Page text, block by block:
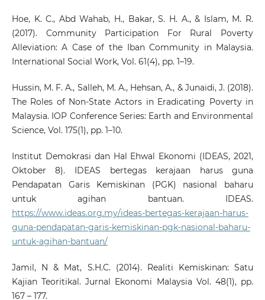
Hoe, K. C., Abd Wahab, H., Bakar, S. H. A., & Islam, M. R.
(2017). Community Participation For Rural Poverty
Alleviation: A Case of the Iban Community in Malaysia.
International Social Work, Vol. 61(4), pp. 1–19.
Hussin, M. F. A., Salleh, M. A., Hehsan, A., & Junaidi, J. (2018).
The Roles of Non-State Actors in Eradicating Poverty in
Malaysia. IOP Conference Series: Earth and Environmental
Science, Vol. 175(1), pp. 1–10.
Institut Demokrasi dan Hal Ehwal Ekonomi (IDEAS, 2021,
Oktober 8). IDEAS bertegas kerajaan harus guna
Pendapatan Garis Kemiskinan (PGK) nasional baharu
untuk agihan bantuan. IDEAS.
https://www.ideas.org.my/ideas-bertegas-kerajaan-harus-
guna-pendapatan-garis-kemiskinan-pgk-nasional-baharu-
untuk-agihan-bantuan/
Jamil, N & Mat, S.H.C. (2014). Realiti Kemiskinan: Satu
Kajian Teoritikal. Jurnal Ekonomi Malaysia Vol. 48(1), pp.
167 – 177.